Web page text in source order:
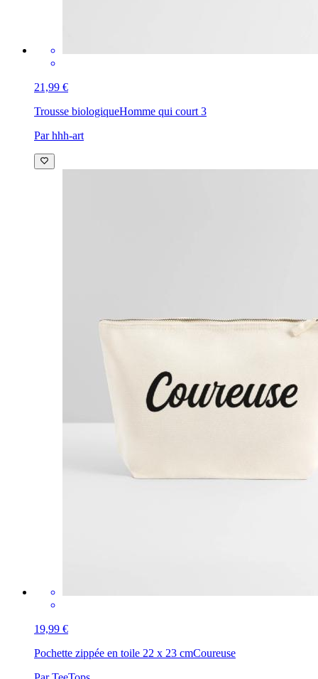
21,99 €
Trousse biologiqueHomme qui court 3
Par hhh-art
19,99 €
Pochette zippée en toile 22 x 23 cmCoureuse